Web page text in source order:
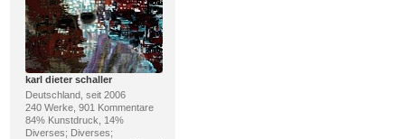
karl dieter schaller
Deutschland, seit 2006
240 Werke, 901 Kommentare
84% Kunstdruck, 14%
Diverses; Diverses;